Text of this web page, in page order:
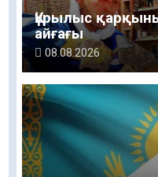
Құрылыс
айғағы
08.08.2026